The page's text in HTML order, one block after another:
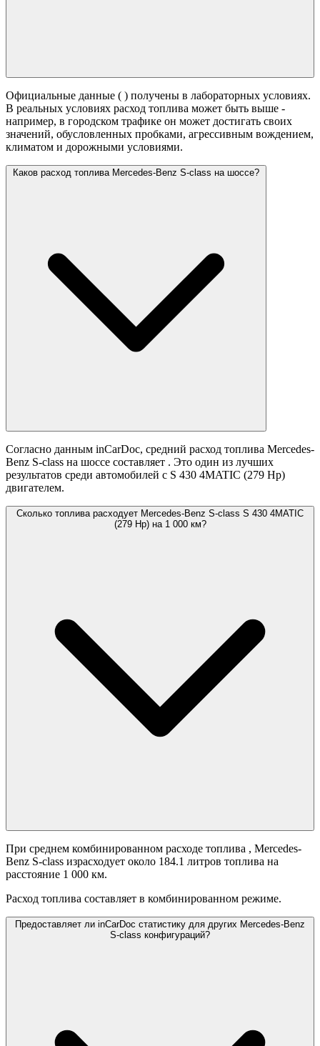
Официальные данные ( ) получены в лабораторных условиях.
В реальных условиях расход топлива может быть выше -
например, в городском трафике он может достигать своих
значений, обусловленных пробками, агрессивным вождением,
климатом и дорожными условиями.
Каков расход топлива Mercedes-Benz S-class на шоссе?
Согласно данным inCarDoc, средний расход топлива Mercedes-
Benz S-class на шоссе составляет . Это один из лучших
результатов среди автомобилей с S 430 4MATIC (279 Hp)
двигателем.
Сколько топлива расходует Mercedes-Benz S-class S 430 4MATIC
(279 Hp) на 1 000 км?
При среднем комбинированном расходе топлива , Mercedes-
Benz S-class израсходует около 184.1 литров топлива на
расстояние 1 000 км.
Расход топлива составляет в комбинированном режиме.
Предоставляет ли inCarDoc статистику для других Mercedes-Benz
S-class конфигураций?